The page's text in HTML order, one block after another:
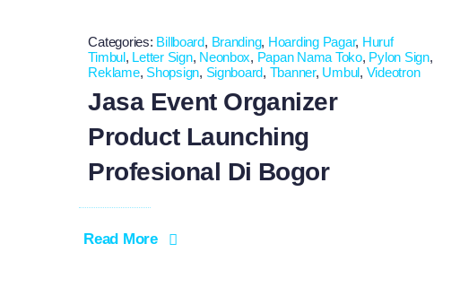
Categories: Billboard, Branding, Hoarding Pagar, Huruf
Timbul, Letter Sign, Neonbox, Papan Nama Toko, Pylon Sign,
Reklame, Shopsign, Signboard, Tbanner, Umbul, Videotron
Jasa Event Organizer
Product Launching
Profesional Di Bogor
Read More